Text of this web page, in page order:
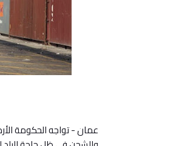
عمان - تواجه الحكومة